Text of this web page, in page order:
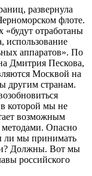
развернула
флоте.
отработаны
использование
аппаратов». По
Дмитрия Пескова,
Москвой на
другим странам.
которой мы не
возможным
Опасно
ли мы принимать
Должны. Вот мы
российского